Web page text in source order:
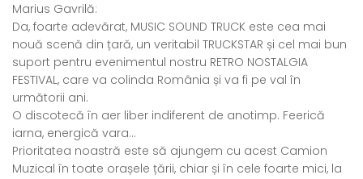
Marius Gavrilă:
Da, foarte adevărat, MUSIC SOUND TRUCK este cea mai
nouă scenă din țară, un veritabil TRUCKSTAR și cel mai bun
suport pentru evenimentul nostru RETRO NOSTALGIA
FESTIVAL, care va colinda România și va fi pe val în
următorii ani.
O discotecă în aer liber indiferent de anotimp. Feerică
iarna, energică vara…
Prioritatea noastră este să ajungem cu acest Camion
Muzical în toate orașele țării, chiar și în cele foarte mici, la